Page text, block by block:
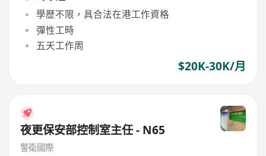
學歷不限，具合法在港工作資格
彈性工時
五天工作周
$20K-30K/月
夜更保安部控制室主任 - N65
警衛國際